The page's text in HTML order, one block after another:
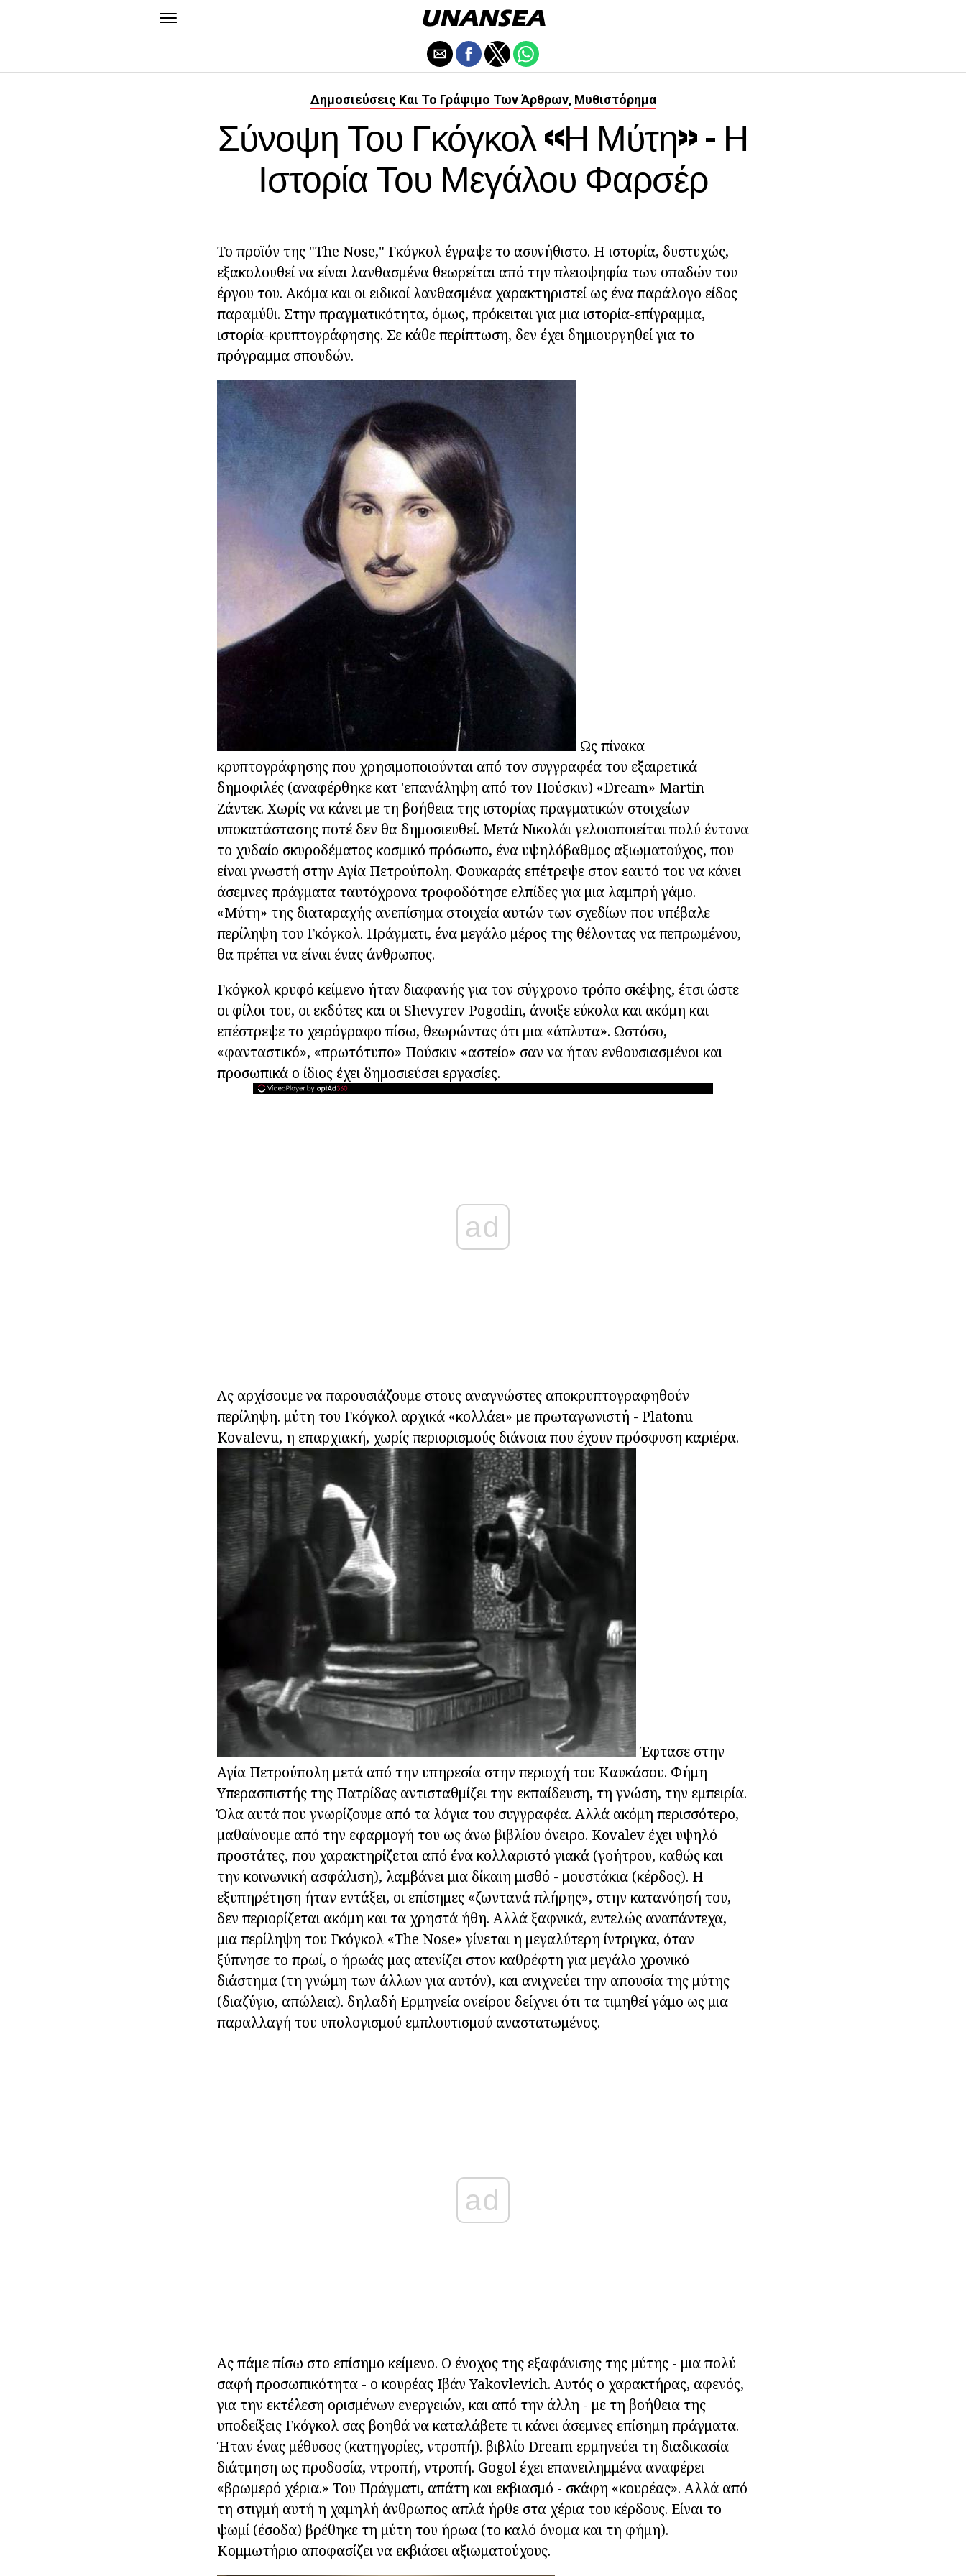
Δημοσιεύσεις Και Το Γράψιμο Των Άρθρων, Μυθιστόρημα
Σύνοψη Του Γκόγκολ «Η Μύτη» - Η
Ιστορία Του Μεγάλου Φαρσέρ
Το προϊόν της "The Nose," Γκόγκολ έγραψε το ασυνήθιστο. Η ιστορία, δυστυχώς,
εξακολουθεί να είναι λανθασμένα θεωρείται από την πλειοψηφία των οπαδών του
έργου του. Ακόμα και οι ειδικοί λανθασμένα χαρακτηριστεί ως ένα παράλογο είδος
παραμύθι. Στην πραγματικότητα, όμως, πρόκειται για μια ιστορία-επίγραμμα,
ιστορία-κρυπτογράφησης. Σε κάθε περίπτωση, δεν έχει δημιουργηθεί για το
πρόγραμμα σπουδών.
Ως πίνακα
κρυπτογράφησης που χρησιμοποιούνται από τον συγγραφέα του εξαιρετικά
δημοφιλές (αναφέρθηκε κατ 'επανάληψη από τον Πούσκιν) «Dream» Martin
Ζάντεκ. Χωρίς να κάνει με τη βοήθεια της ιστορίας πραγματικών στοιχείων
υποκατάστασης ποτέ δεν θα δημοσιευθεί. Μετά Νικολάι γελοιοποιείται πολύ έντονα
το χυδαίο σκυροδέματος κοσμικό πρόσωπο, ένα υψηλόβαθμος αξιωματούχος, που
είναι γνωστή στην Αγία Πετρούπολη. Φουκαράς επέτρεψε στον εαυτό του να κάνει
άσεμνες πράγματα ταυτόχρονα τροφοδότησε ελπίδες για μια λαμπρή γάμο.
«Μύτη» της διαταραχής ανεπίσημα στοιχεία αυτών των σχεδίων που υπέβαλε
περίληψη του Γκόγκολ. Πράγματι, ένα μεγάλο μέρος της θέλοντας να πεπρωμένου,
θα πρέπει να είναι ένας άνθρωπος.
Γκόγκολ κρυφό κείμενο ήταν διαφανής για τον σύγχρονο τρόπο σκέψης, έτσι ώστε
οι φίλοι του, οι εκδότες και οι Shevyrev Pogodin, άνοιξε εύκολα και ακόμη και
επέστρεψε το χειρόγραφο πίσω, θεωρώντας ότι μια «άπλυτα». Ωστόσο,
«φανταστικό», «πρωτότυπο» Πούσκιν «αστείο» σαν να ήταν ενθουσιασμένοι και
προσωπικά ο ίδιος έχει δημοσιεύσει εργασίες.
ad
Ας αρχίσουμε να παρουσιάζουμε στους αναγνώστες αποκρυπτογραφηθούν
περίληψη. μύτη του Γκόγκολ αρχικά «κολλάει» με πρωταγωνιστή - Platonu
Kovalevu, η επαρχιακή, χωρίς περιορισμούς διάνοια που έχουν πρόσφυση καριέρα.
Έφτασε στην
Αγία Πετρούπολη μετά από την υπηρεσία στην περιοχή του Καυκάσου. Φήμη
Υπερασπιστής της Πατρίδας αντισταθμίζει την εκπαίδευση, τη γνώση, την εμπειρία.
Όλα αυτά που γνωρίζουμε από τα λόγια του συγγραφέα. Αλλά ακόμη περισσότερο,
μαθαίνουμε από την εφαρμογή του ως άνω βιβλίου όνειρο. Kovalev έχει υψηλό
προστάτες, που χαρακτηρίζεται από ένα κολλαριστό γιακά (γοήτρου, καθώς και
την κοινωνική ασφάλιση), λαμβάνει μια δίκαιη μισθό - μουστάκια (κέρδος). Η
εξυπηρέτηση ήταν εντάξει, οι επίσημες «ζωντανά πλήρης», στην κατανόησή του,
δεν περιορίζεται ακόμη και τα χρηστά ήθη. Αλλά ξαφνικά, εντελώς αναπάντεχα,
μια περίληψη του Γκόγκολ «The Nose» γίνεται η μεγαλύτερη ίντριγκα, όταν
ξύπνησε το πρωί, ο ήρωάς μας ατενίζει στον καθρέφτη για μεγάλο χρονικό
διάστημα (τη γνώμη των άλλων για αυτόν), και ανιχνεύει την απουσία της μύτης
(διαζύγιο, απώλεια). δηλαδή Ερμηνεία ονείρου δείχνει ότι τα τιμηθεί γάμο ως μια
παραλλαγή του υπολογισμού εμπλουτισμού αναστατωμένος.
ad
Ας πάμε πίσω στο επίσημο κείμενο. Ο ένοχος της εξαφάνισης της μύτης - μια πολύ
σαφή προσωπικότητα - ο κουρέας Ιβάν Yakovlevich. Αυτός ο χαρακτήρας, αφενός,
για την εκτέλεση ορισμένων ενεργειών, και από την άλλη - με τη βοήθεια της
υποδείξεις Γκόγκολ σας βοηθά να καταλάβετε τι κάνει άσεμνες επίσημη πράγματα.
Ήταν ένας μέθυσος (κατηγορίες, ντροπή). βιβλίο Dream ερμηνεύει τη διαδικασία
διάτμηση ως προδοσία, ντροπή, ντροπή. Gogol έχει επανειλημμένα αναφέρει
«βρωμερό χέρια.» Του Πράγματι, απάτη και εκβιασμό - σκάφη «κουρέας». Αλλά από
τη στιγμή αυτή η χαμηλή άνθρωπος απλά ήρθε στα χέρια του κέρδους. Είναι το
ψωμί (έσοδα) βρέθηκε τη μύτη του ήρωα (το καλό όνομα και τη φήμη).
Κομμωτήριο αποφασίζει να εκβιάσει αξιωματούχους.